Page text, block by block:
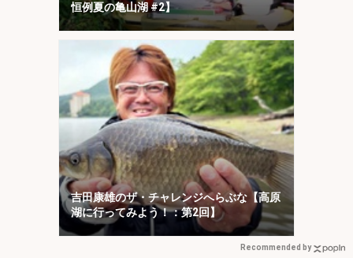
恒例夏の亀山湖 #2】
吉田康雄のザ・チャレンジへらぶな【高原
湖に行ってみよう！：第2回】
Recommended by